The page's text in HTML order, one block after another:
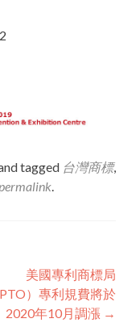
tagged 台灣商標,
.
美國專利商標局
）專利規費將於
2020年10月調漲 →